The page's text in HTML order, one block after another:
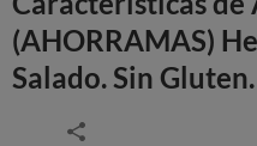
(AHORRAMAS)
Salado. Sin Gluten.